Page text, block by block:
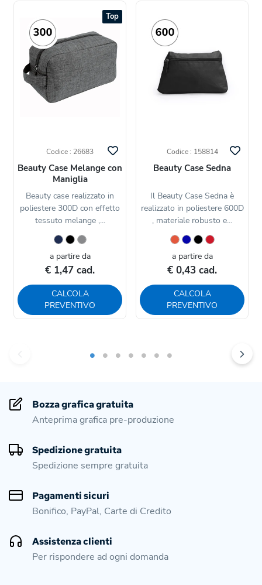
Top
Codice : 26683
Beauty Case Melange con
Maniglia
Beauty case realizzato in
poliestere 300D con effetto
tessuto melange ,...
a partire da
€ 1,47 cad.
CALCOLA
PREVENTIVO
Codice : 158814
Beauty Case Sedna
Il Beauty Case Sedna è
realizzato in poliestere 600D
, materiale robusto e...
a partire da
€ 0,43 cad.
CALCOLA
PREVENTIVO
Bozza grafica gratuita
Anteprima grafica pre-produzione
Spedizione gratuita
Spedizione sempre gratuita
Pagamenti sicuri
Bonifico, PayPal, Carte di Credito
Assistenza clienti
Per rispondere ad ogni domanda